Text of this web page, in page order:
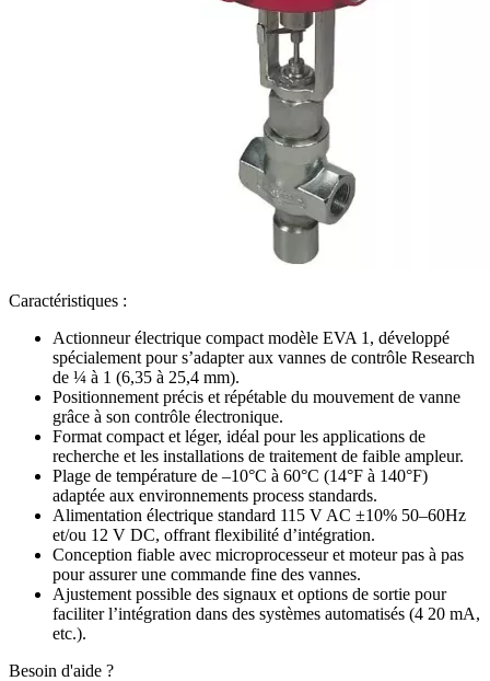
Caractéristiques :
Actionneur électrique compact modèle EVA 1, développé
spécialement pour s’adapter aux vannes de contrôle Research
de ¼ à 1 (6,35 à 25,4 mm).
Positionnement précis et répétable du mouvement de vanne
grâce à son contrôle électronique.
Format compact et léger, idéal pour les applications de
recherche et les installations de traitement de faible ampleur.
Plage de température de –10°C à 60°C (14°F à 140°F)
adaptée aux environnements process standards.
Alimentation électrique standard 115 V AC ±10% 50–60Hz
et/ou 12 V DC, offrant flexibilité d’intégration.
Conception fiable avec microprocesseur et moteur pas à pas
pour assurer une commande fine des vannes.
Ajustement possible des signaux et options de sortie pour
faciliter l’intégration dans des systèmes automatisés (4 20 mA,
etc.).
Besoin d'aide ?